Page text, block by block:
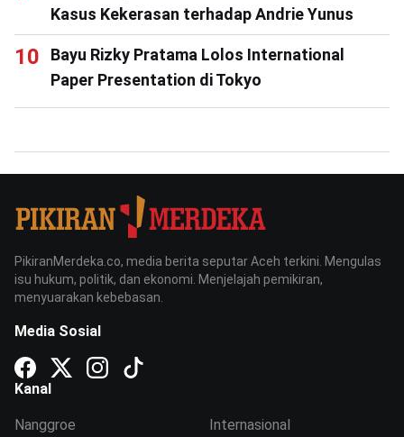
Kasus Kekerasan terhadap Andrie Yunus
Bayu Rizky Pratama Lolos International
Paper Presentation di Tokyo
PikiranMerdeka.co, media berita seputar Aceh terkini. Mengulas
isu hukum, politik, dan ekonomi. Menjelajah pemikiran,
menyuarakan kebebasan.
Media Sosial
Kanal
Nanggroe Internasional